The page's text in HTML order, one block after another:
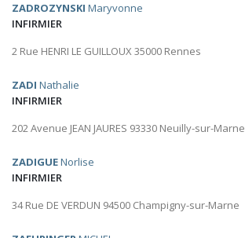
ZADROZYNSKI Maryvonne
INFIRMIER
2 Rue HENRI LE GUILLOUX 35000 Rennes
ZADI Nathalie
INFIRMIER
202 Avenue JEAN JAURES 93330 Neuilly-sur-Marne
ZADIGUENorlise
INFIRMIER
34 Rue DE VERDUN 94500 Champigny-sur-Marne